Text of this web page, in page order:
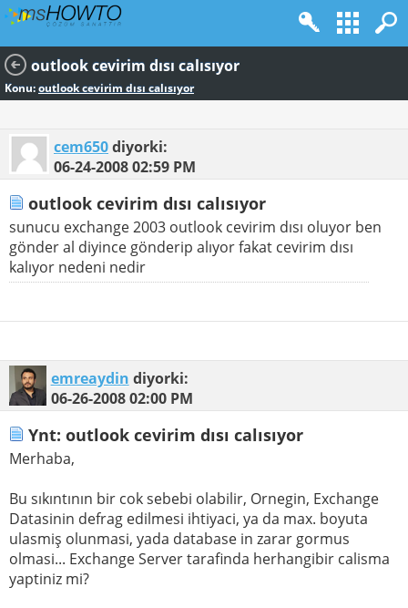
outlook cevirim dısı calısıyor
Konu:outlook cevirim dısı calısıyor
cem650diyorki:
06-24-200802:59 PM
outlook cevirim dısı calısıyor
sunucu exchange 2003 outlook cevirim dısı oluyor ben
gönder al diyince gönderip alıyor fakat cevirim dısı
kalıyor nedeni nedir
emreaydin diyorki:
06-26-200802:00 PM
Ynt: outlook cevirim dısı calısıyor
Merhaba,
Bu sıkıntının bir cok sebebi olabilir, Ornegin, Exchange
Datasinin defrag edilmesi ihtiyaci, ya da max. boyuta
ulasmiş olunmasi, yada database in zarar gormus
olmasi... Exchange Server tarafinda herhangibir calisma
yaptiniz mi?